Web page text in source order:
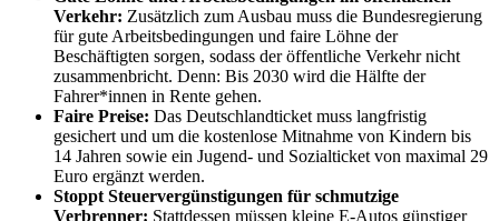
Verkehr: Zusätzlich zum Ausbau muss die Bundesregierung
für gute Arbeitsbedingungen und faire Löhne der
Beschäftigten sorgen, sodass der öffentliche Verkehr nicht
zusammenbricht. Denn: Bis 2030 wird die Hälfte der
Fahrer*innen in Rente gehen.
Faire Preise: Das Deutschlandticket muss langfristig
gesichert und um die kostenlose Mitnahme von Kindern bis
14 Jahren sowie ein Jugend- und Sozialticket von maximal 29
Euro ergänzt werden.
Stoppt Steuervergünstigungen für schmutzige
Verbrenner: Stattdessen müssen kleine E-Autos günstiger